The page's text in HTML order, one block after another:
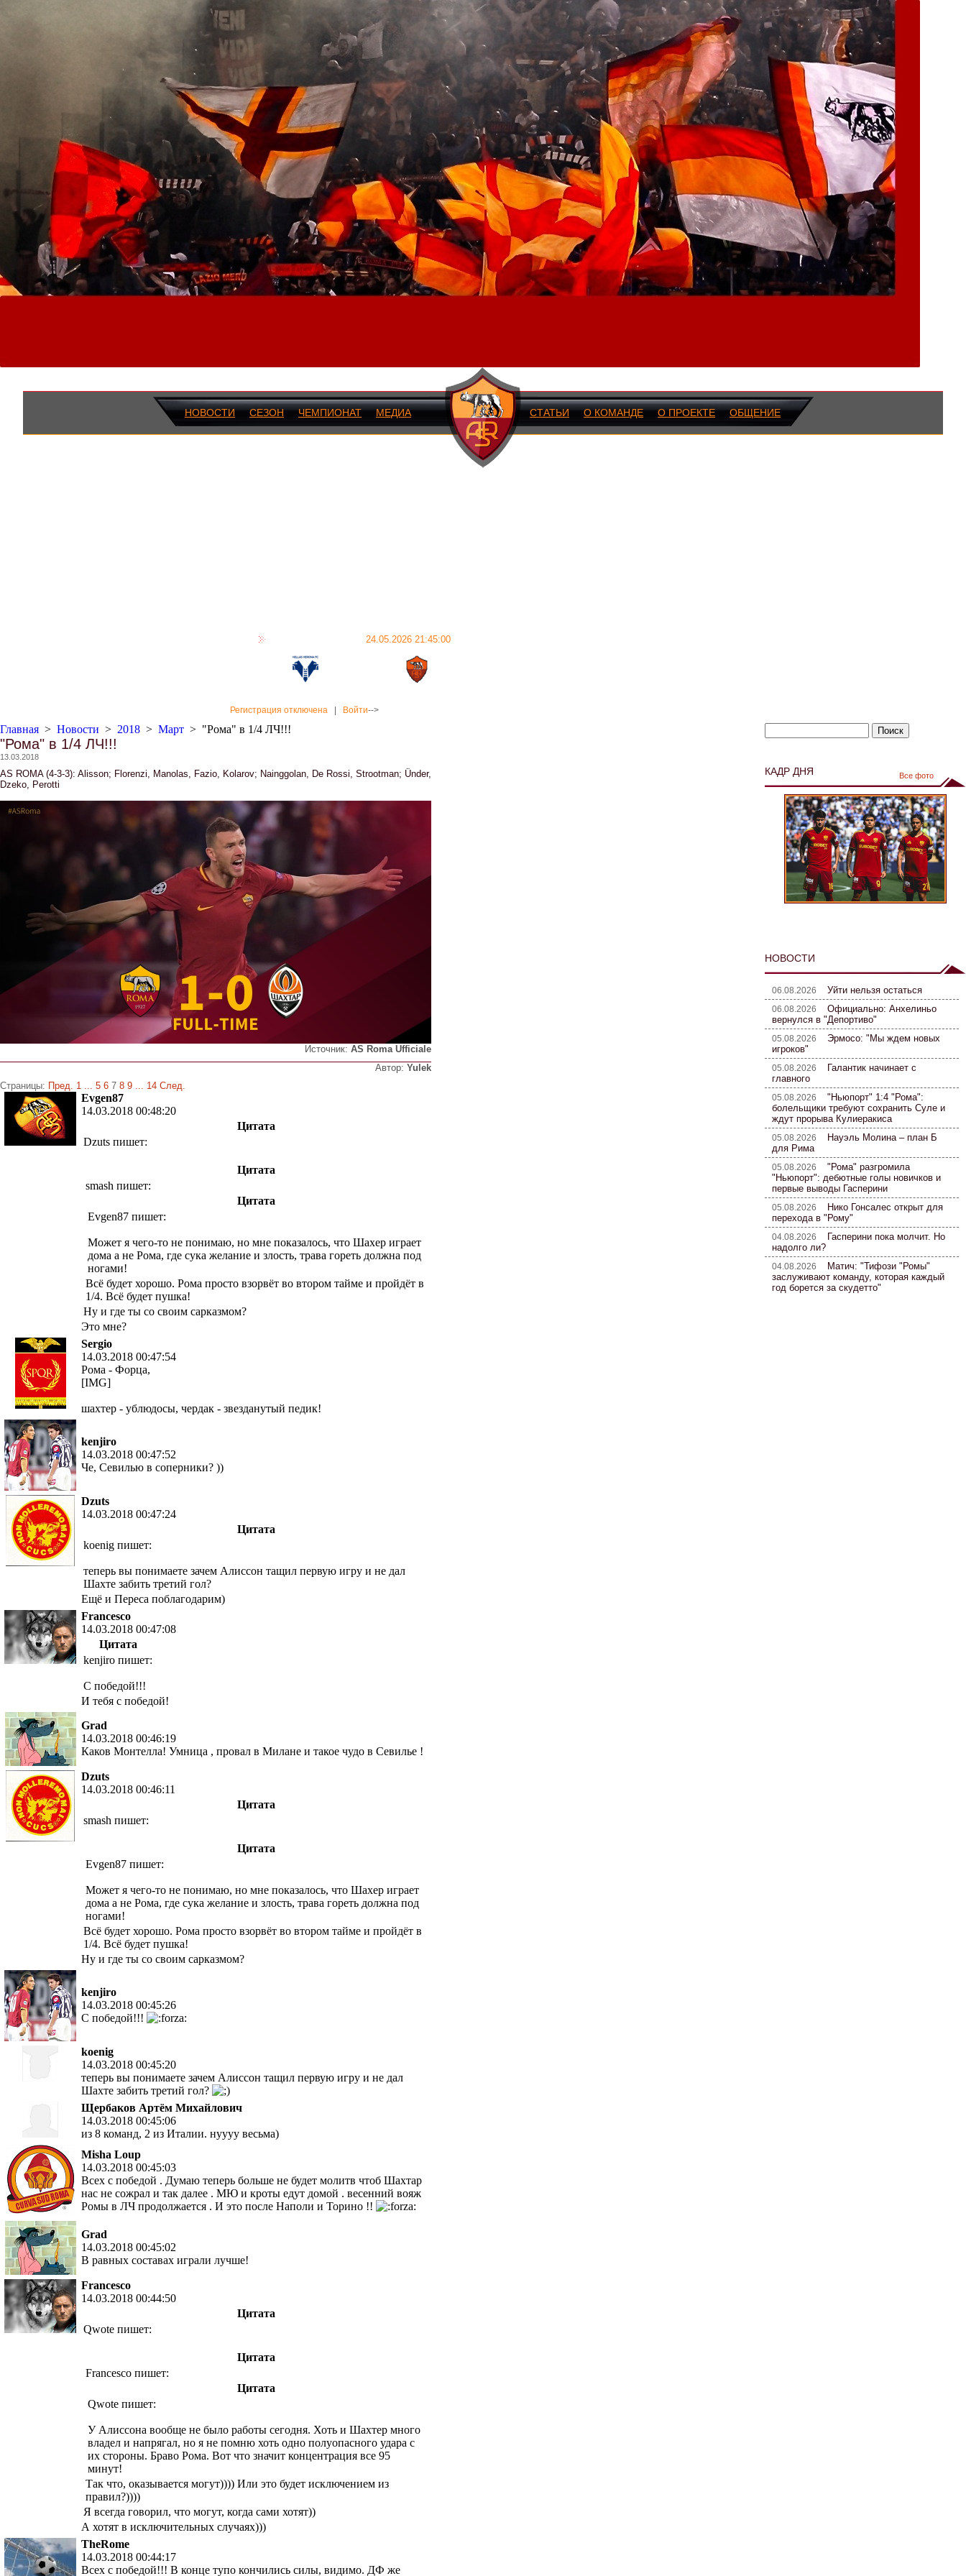
НОВОСТИ СЕЗОН ЧЕМПИОНАТ МЕДИА СТАТЬИ О КОМАНДЕ О ПРОЕКТЕ ОБЩЕНИЕ
24.05.2026 21:45:00
Регистрация отключена Войти-->
Главная > Новости > 2018 > Март > "Рома" в 1/4 ЛЧ!!!
"Рома" в 1/4 ЛЧ!!!
13.03.2018
AS ROMA (4-3-3): Alisson; Florenzi, Manolas, Fazio, Kolarov; Nainggolan, De Rossi, Strootman; Ünder,
Dzeko, Perotti
Источник: AS Roma Ufficiale
Автор: Yulek
Страницы: Пред. 1 ... 5 6 7 8 9 ... 14 След.
Evgen87
14.03.2018 00:48:20
Цитата
Dzuts пишет:
Цитата
smash пишет:
Цитата
Evgen87 пишет:
Может я чего-то не понимаю, но мне показалось, что Шахер играет
дома а не Рома, где сука желание и злость, трава гореть должна под
ногами!
Всё будет хорошо. Рома просто взорвёт во втором тайме и пройдёт в
1/4. Всё будет пушка!
Ну и где ты со своим сарказмом?
Это мне?
Sergio
14.03.2018 00:47:54
Рома - Форца,
[IMG]
шахтер - ублюдосы, чердак - звезданутый педик!
kenjiro
14.03.2018 00:47:52
Че, Севилью в соперники? ))
Dzuts
14.03.2018 00:47:24
Цитата
koenig пишет:
теперь вы понимаете зачем Алиссон тащил первую игру и не дал
Шахте забить третий гол?
Ещё и Переса поблагодарим)
Francesco
14.03.2018 00:47:08
Цитата
kenjiro пишет:
С победой!!!
И тебя с победой!
Grad
14.03.2018 00:46:19
Каков Монтелла! Умница , провал в Милане и такое чудо в Севилье !
Dzuts
14.03.2018 00:46:11
Цитата
smash пишет:
Цитата
Evgen87 пишет:
Может я чего-то не понимаю, но мне показалось, что Шахер играет
дома а не Рома, где сука желание и злость, трава гореть должна под
ногами!
Всё будет хорошо. Рома просто взорвёт во втором тайме и пройдёт в
1/4. Всё будет пушка!
Ну и где ты со своим сарказмом?
kenjiro
14.03.2018 00:45:26
С победой!!!
koenig
14.03.2018 00:45:20
теперь вы понимаете зачем Алиссон тащил первую игру и не дал
Шахте забить третий гол?
Щербаков Артём Михайлович
14.03.2018 00:45:06
из 8 команд, 2 из Италии. нуууу весьма)
Misha Loup
14.03.2018 00:45:03
Всех с победой . Думаю теперь больше не будет молитв чтоб Шахтар
нас не сожрал и так далее . МЮ и кроты едут домой . весенний вояж
Ромы в ЛЧ продолжается . И это после Наполи и Торино !!
Grad
14.03.2018 00:45:02
В равных составах играли лучше!
Francesco
14.03.2018 00:44:50
Цитата
Qwote пишет:
Цитата
Francesco пишет:
Цитата
Qwote пишет:
У Алиссона вообще не было работы сегодня. Хоть и Шахтер много
владел и напрягал, но я не помню хоть одно полуопасного удара с
их стороны. Браво Рома. Вот что значит концентрация все 95
минут!
Так что, оказывается могут)))) Или это будет исключением из
правил?))))
Я всегда говорил, что могут, когда сами хотят))
А хотят в исключительных случаях)))
TheRome
14.03.2018 00:44:17
Всех с победой!!! В конце тупо кончились силы, видимо. ДФ же
КАДР ДНЯ Все фото
НОВОСТИ
06.08.2026 Уйти нельзя остаться
06.08.2026 Официально: Анхелиньо
вернулся в "Депортиво"
05.08.2026 Эрмосо: "Мы ждем новых
игроков"
05.08.2026
Галантик начинает с
главного
05.08.2026 "Ньюпорт" 1:4 "Рома":
болельщики требуют сохранить Суле и
ждут прорыва Кулиеракиса
05.08.2026
Науэль Молина – план Б
для Рима
05.08.2026 "Рома" разгромила
"Ньюпорт": дебютные голы новичков и
первые выводы Гасперини
05.08.2026
Нико Гонсалес открыт для
перехода в "Рому"
04.08.2026
Гасперини пока молчит. Но
надолго ли?
04.08.2026
Матич: "Тифози "Ромы"
заслуживают команду, которая каждый
год борется за скудетто"